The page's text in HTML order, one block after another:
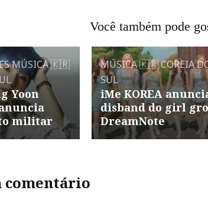
Você também pode
MÚSICA🇰🇷
Yoon
militar
MÚSICA🇰🇷 COREIA
SUL
iMe KOREA
disband do girl
DreamNote
comentário